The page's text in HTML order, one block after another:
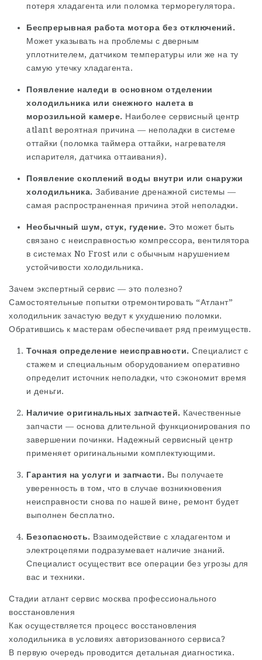
потеря хладагента или поломка терморегулятора.
Беспрерывная работа мотора без отключений.
Может указывать на проблемы с дверным
уплотнителем, датчиком температуры или же на ту
самую утечку хладагента.
Появление наледи в основном отделении
холодильника или снежного налета в
морозильной камере. Наиболее сервисный центр
atlant вероятная причина — неполадки в системе
оттайки (поломка таймера оттайки, нагревателя
испарителя, датчика оттаивания).
Появление скоплений воды внутри или снаружи
холодильника. Забивание дренажной системы —
самая распространенная причина этой неполадки.
Необычный шум, стук, гудение. Это может быть
связано с неисправностью компрессора, вентилятора
в системах No Frost или с обычным нарушением
устойчивости холодильника.
Зачем экспертный сервис — это полезно?
Самостоятельные попытки отремонтировать “Атлант”
холодильник зачастую ведут к ухудшению поломки.
Обратившись к мастерам обеспечивает ряд преимуществ.
Точная определение неисправности. Специалист с
стажем и специальным оборудованием оперативно
определит источник неполадки, что сэкономит время
и деньги.
Наличие оригинальных запчастей. Качественные
запчасти — основа длительной функционирования по
завершении починки. Надежный сервисный центр
применяет оригинальными комплектующими.
Гарантия на услуги и запчасти. Вы получаете
уверенность в том, что в случае возникновения
неисправности снова по нашей вине, ремонт будет
выполнен бесплатно.
Безопасность. Взаимодействие с хладагентом и
электроцепями подразумевает наличие знаний.
Специалист осуществит все операции без угрозы для
вас и техники.
Стадии атлант сервис москва профессионального
восстановления
Как осуществляется процесс восстановления
холодильника в условиях авторизованного сервиса?
В первую очередь проводится детальная диагностика.